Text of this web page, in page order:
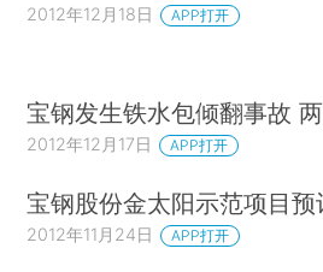
2012年12月18日 APP打开
宝钢发生铁水包倾翻事故
2012年12月17日 APP打开
宝钢股份金太阳示范项目预
2012年11月24日 APP打开